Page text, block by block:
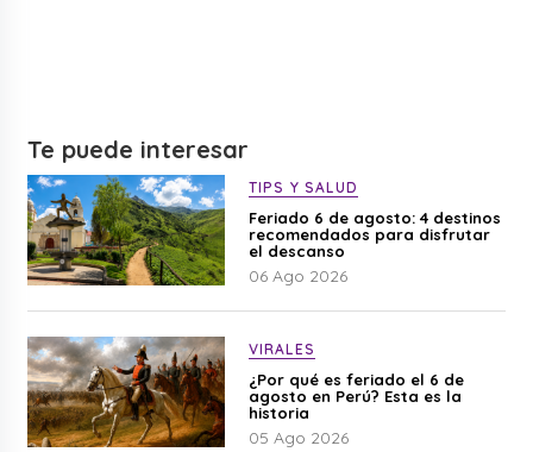
Te puede interesar
TIPS Y SALUD
Feriado 6 de agosto: 4 destinos
recomendados para disfrutar
el descanso
06 Ago 2026
VIRALES
¿Por qué es feriado el 6 de
agosto en Perú? Esta es la
historia
05 Ago 2026